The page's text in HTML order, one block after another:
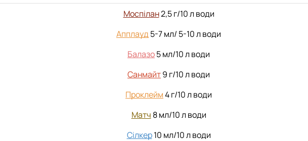
Моспілан2,5 г/10 л води
Апплауд 5-7 мл/ 5-10 л води
Балазо5 мл/10 л води
Санмайт9 г/10 л води
Проклейм4 г/10 л води
Матч 8 мл/10 л води
Сілкер 10 мл/10 л води